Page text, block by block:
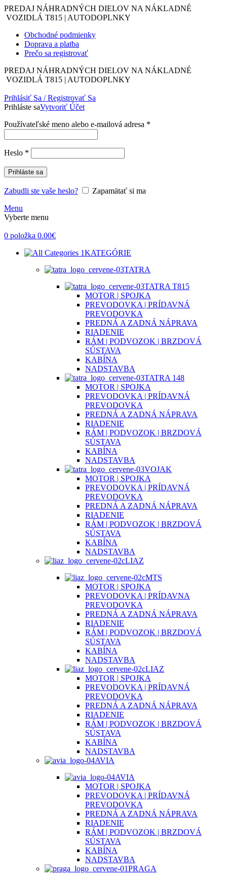
PREDAJ NÁHRADNÝCH DIELOV NA NÁKLADNÉ
VOZIDLÁ T815 | AUTODOPLNKY
Obchodné podmienky
Doprava a platba
Prečo sa registrovať
PREDAJ NÁHRADNÝCH DIELOV NA NÁKLADNÉ
VOZIDLÁ T815 | AUTODOPLNKY
Prihlásiť Sa / Registrovať Sa
Prihláste saVytvoriť Účet
Používateľské meno alebo e-mailová adresa *
Heslo *
Prihláste sa
Zabudli ste vaše heslo?
Zapamätať si ma
Menu
Vyberte menu
0 položka 0.00€
KATEGÓRIE
TATRA
TATRA T815
MOTOR | SPOJKA
PREVODOVKA | PRÍDAVNÁ
PREVODOVKA
PREDNÁ A ZADNÁ NÁPRAVA
RIADENIE
RÁM | PODVOZOK | BRZDOVÁ
SÚSTAVA
KABÍNA
NADSTAVBA
TATRA 148
MOTOR | SPOJKA
PREVODOVKA | PRÍDAVNÁ
PREVODOVKA
PREDNÁ A ZADNÁ NÁPRAVA
RIADENIE
RÁM | PODVOZOK | BRZDOVÁ
SÚSTAVA
KABÍNA
NADSTAVBA
VOJAK
MOTOR | SPOJKA
PREVODOVKA | PRÍDAVNÁ
PREVODOVKA
PREDNÁ A ZADNÁ NÁPRAVA
RIADENIE
RÁM | PODVOZOK | BRZDOVÁ
SÚSTAVA
KABÍNA
NADSTAVBA
LIAZ
MTS
MOTOR | SPOJKA
PREVODOVKA | PRÍDAVNA
PREVODOVKA
PREDNÁ A ZADNÁ NÁPRAVA
RIADENIE
RÁM | PODVOZOK | BRZDOVÁ
SÚSTAVA
KABÍNA
NADSTAVBA
LIAZ
MOTOR | SPOJKA
PREVODOVKA | PRÍDAVNÁ
PREVODOVKA
PREDNÁ A ZADNÁ NÁPRAVA
RIADENIE
RÁM | PODVOZOK | BRZDOVÁ
SÚSTAVA
KABÍNA
NADSTAVBA
AVIA
AVIA
MOTOR | SPOJKA
PREVODOVKA | PRÍDAVNÁ
PREVODOVKA
PREDNÁ A ZADNÁ NÁPRAVA
RIADENIE
RÁM | PODVOZOK | BRZDOVÁ
SÚSTAVA
KABÍNA
NADSTAVBA
PRAGA